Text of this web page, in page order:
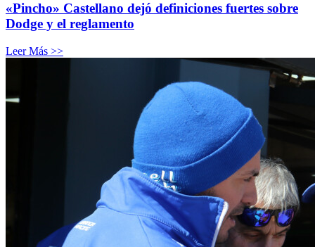
«Pincho» Castellano dejó definiciones fuertes sobre
Dodge y el reglamento
Leer Más >>